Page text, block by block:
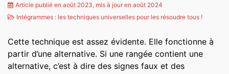
Article publié en août 2023, mis à jour en août 2024
Intégrammes : les techniques universelles pour les résoudre tous !
Cette technique est assez évidente. Elle fonctionne à
partir d’une alternative. Si une rangée contient une
alternative, c’est à dire des signes faux et des